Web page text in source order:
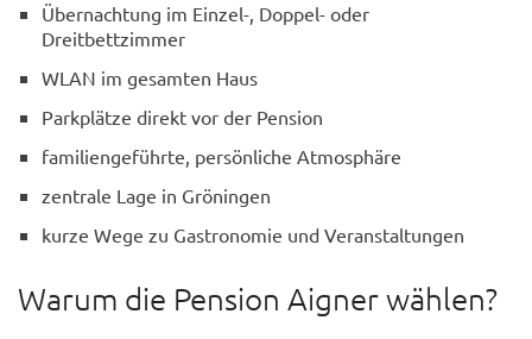
Übernachtung im Einzel-, Doppel- oder
Dreitbettzimmer
WLAN im gesamten Haus
Parkplätze direkt vor der Pension
familiengeführte, persönliche Atmosphäre
zentrale Lage in Gröningen
kurze Wege zu Gastronomie und Veranstaltungen
Warum die Pension Aigner wählen?